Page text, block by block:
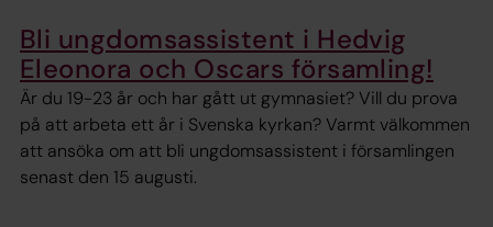
Bli ungdomsassistent i Hedvig
Eleonora och Oscars församling!
Är du 19-23 år och har gått ut gymnasiet? Vill du prova
på att arbeta ett år i Svenska kyrkan? Varmt välkommen
att ansöka om att bli ungdomsassistent i församlingen
senast den 15 augusti.